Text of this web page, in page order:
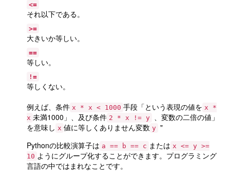
<=
それ以下である。
>=
大きいか等しい。
==
等しい。
!=
等しくない。
例えば、条件 x * x < 1000 手段「という表現の値を x *
x 未満1000」、及び条件 2 * x != y 、変数の二倍の値」
を意味し x 値に等しくありません変数 y "
Pythonの比較演算子は a == b == c または x <= y >=
10 ようにグループ化することができます。プログラミング
言語の中ではまれなことです。